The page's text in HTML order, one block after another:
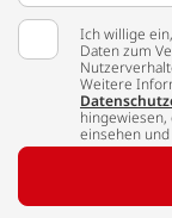
Ich willige
Daten zum
Weitere
einsehen